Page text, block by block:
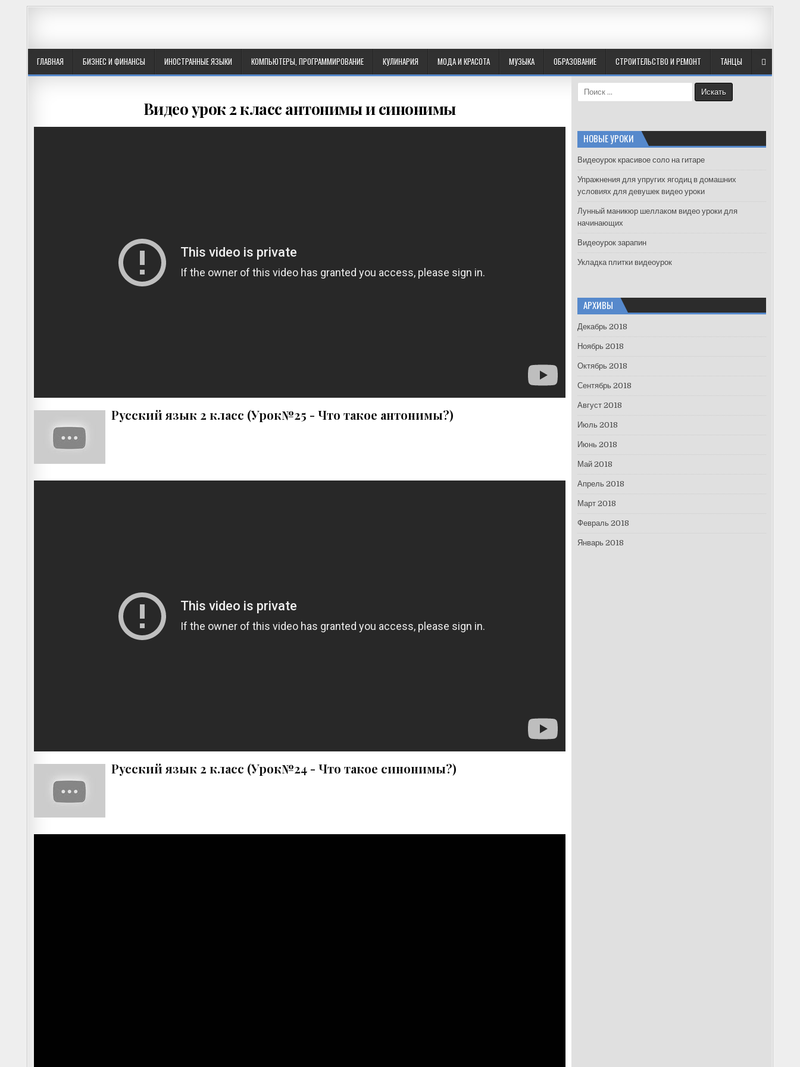
ГЛАВНАЯ БИЗНЕС И ФИНАНСЫ ИНОСТРАННЫЕ ЯЗЫКИ КОМПЬЮТЕРЫ, ПРОГРАММИРОВАНИЕ КУЛИНАРИЯ МОДА И КРАСОТА МУЗЫКА ОБРАЗОВАНИЕ СТРОИТЕЛЬСТВО И РЕМОНТ ТАНЦЫ
Видео урок 2 класс антонимы и синонимы
Русский язык 2 класс (Урок№25 - Что такое антонимы?)
Русский язык 2 класс (Урок№24 - Что такое синонимы?)
e
h
f
r
:
НОВЫЕ УРОКИ
Видеоурок красивое соло на гитаре
Упражнения для упругих ягодиц в домашних
условиях для девушек видео уроки
Лунный маникюр шеллаком видео уроки для
начинающих
Видеоурок зарапин
Укладка плитки видеоурок
АРХИВЫ
Декабрь 2018
Ноябрь 2018
Октябрь 2018
Сентябрь 2018
Август 2018
Июль 2018
Июнь 2018
Май 2018
Апрель 2018
Март 2018
Февраль 2018
Январь 2018